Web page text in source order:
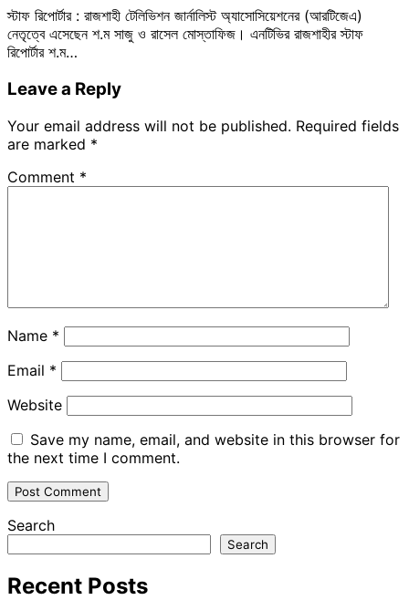
স্টাফ রিপোর্টার : রাজশাহী টেলিভিশন জার্নালিস্ট অ্যাসোসিয়েশনের (আরটিজেএ)
নেতৃত্বে এসেছেন শ.ম সাজু ও রাসেল মোস্তাফিজ। এনটিভির রাজশাহীর স্টাফ
রিপোর্টার শ.ম…
Leave a Reply
Your email address will not be published. Required fields
are marked *
Comment *
Name *
Email *
Website
Save my name, email, and website in this browser for
the next time I comment.
Search
Search
Recent Posts